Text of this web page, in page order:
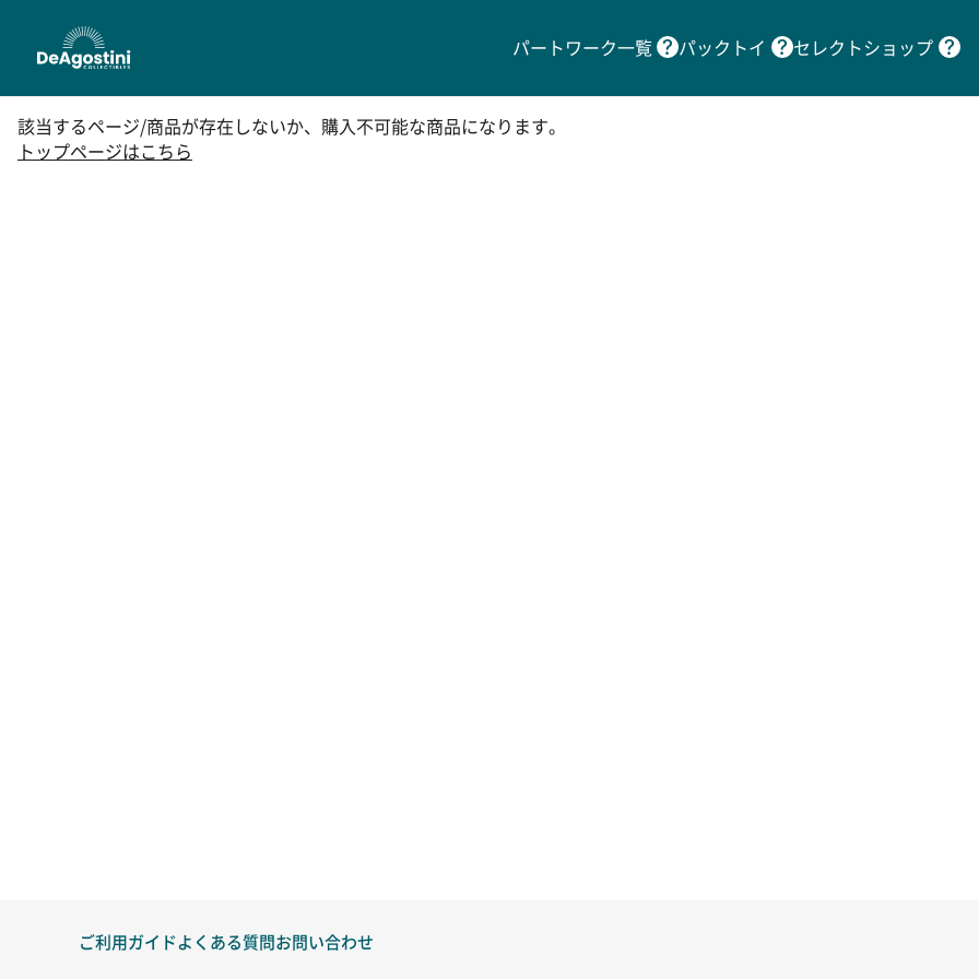
パートワーク一覧 パックトイ セレクトショップ
該当するページ/商品が存在しないか、購入不可能な商品になります。
トップページはこちら
ご利用ガイドよくある質問お問い合わせ